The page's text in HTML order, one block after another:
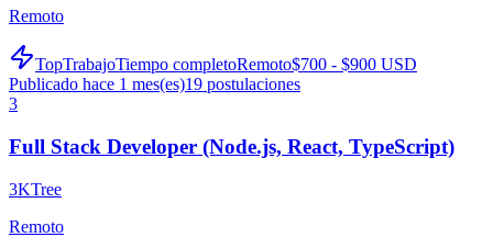
Remoto
TopTrabajoTiempo completoRemoto$700 - $900 USD
Publicado hace 1 mes(es)19 postulaciones
3
Full Stack Developer (Node.js, React, TypeScript)
3KTree
Remoto